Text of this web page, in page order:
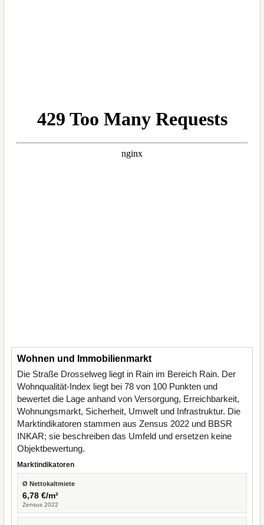
Wohnen und Immobilienmarkt
Die Straße Drosselweg liegt in Rain im Bereich Rain. Der
Wohnqualität-Index liegt bei 78 von 100 Punkten und
bewertet die Lage anhand von Versorgung, Erreichbarkeit,
Wohnungsmarkt, Sicherheit, Umwelt und Infrastruktur. Die
Marktindikatoren stammen aus Zensus 2022 und BBSR
INKAR; sie beschreiben das Umfeld und ersetzen keine
Objektbewertung.
Marktindikatoren
Ø Nettokaltmiete
6,78 €/m²
Zensus 2022